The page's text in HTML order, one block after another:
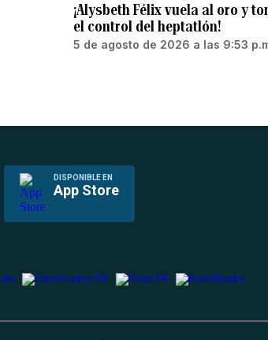
¡Alysbeth Félix vuela al oro y
el control del heptatlón!
5 de agosto de 2026 a las 9:53
DISPONIBLE EN
App Store